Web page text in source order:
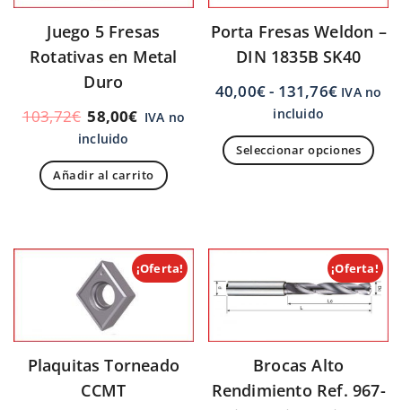
Juego 5 Fresas
Rotativas en Metal
Duro
103,72€ 58,00€ IVA no
incluido
Añadir al carrito
Porta Fresas Weldon –
DIN 1835B SK40
40,00€- 131,76€ IVA no
incluido
Seleccionar opciones
¡Oferta!
Plaquitas Torneado
CCMT
¡Oferta!
Brocas Alto
Rendimiento Ref. 967-